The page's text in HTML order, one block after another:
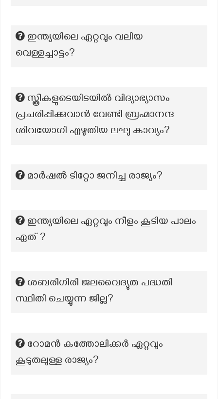
ഇന്ത്യയിലെ ഏറ്റവും വലിയ
വെള്ളച്ചാട്ടം?
സ്ത്രീകളുടെയിടയിൽ വിദ്യാഭ്യാസം
പ്രചരിപ്പിക്കുവാൻ വേണ്ടി ബ്രഹ്മാനന്ദ
ശിവയോഗി എഴുതിയ ലഘു കാവ്യം?
മാർഷൽ ടിറ്റോ ജനിച്ച രാജ്യം?
ഇന്ത്യയിലെ ഏറ്റവും നീളം കൂടിയ പാലം
ഏത് ?
ശബരിഗിരി ജലവൈദ്യുത പദ്ധതി
സ്ഥിതി ചെയ്യുന്ന ജില്ല?
റോമൻ കത്തോലിക്കർ ഏറ്റവും
കൂടുതലുള്ള രാജ്യം?